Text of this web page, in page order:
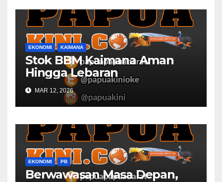
EKONOMI KAIMANA
Stok BBM Kaimana Aman
Hingga Lebaran
MAR 12, 2026
EKONOMI PB
Berwawasan Masa Depan,